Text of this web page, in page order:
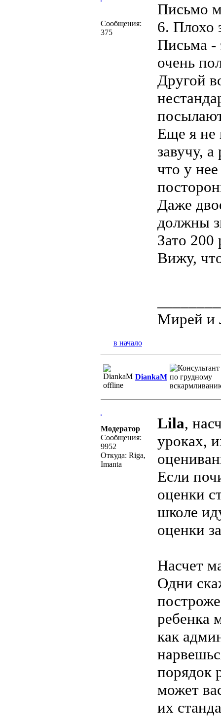
Сообщения:
375
Письмо
6. Плохо
Письма -
очень
Другой
Еще я не
завучу,
что у
Даже
должны
Зато 200
Вижу,
Мирей и
в начало
DiankaM
Модератор
Сообщения:
9952
Откуда: Riga,
Imanta
Lila,
уроках,
Если
оценки
школе
оценки
Насчет
Одни
ребенка
как
порядок
может
их